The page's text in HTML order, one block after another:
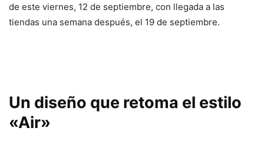
de este viernes, 12 de septiembre, con llegada a las
tiendas una semana después, el 19 de septiembre.
Un diseño que retoma el estilo
«Air»